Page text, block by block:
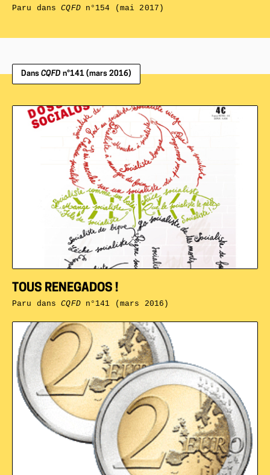
Paru dansCQFDn°154 (mai 2017)
Dans CQFD n°141 (mars 2016)
TOUS RENEGADOS !
Paru dansCQFDn°141 (mars 2016)